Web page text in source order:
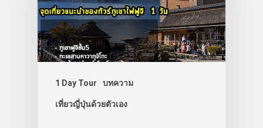
1 Day Tour บทความ
เที่ยวญี่ปุ่นด้วยตัวเอง